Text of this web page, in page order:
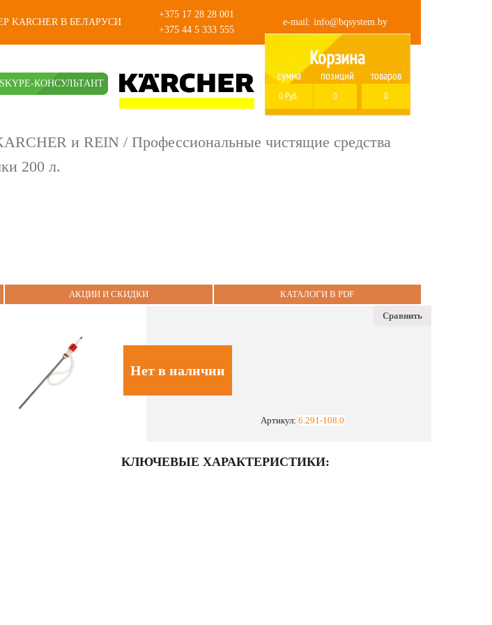
В БЕЛАРУСИ
+375 17 28 28 001
+375 44 5 333 555
e-mail: info@bqsystem.by
SKYPE-КОНСУЛЬТАНТ
Корзина
сумма
0 Руб.
позиций
0
товаров
0
и REIN/ Профессиональные чистящие средства
200 л.
АКЦИИ И СКИДКИ КАТАЛОГИ В PDF
Нет в наличии
Артикул: 6.291-108.0
Сравнить
КЛЮЧЕВЫЕ ХАРАКТЕРИСТИКИ: